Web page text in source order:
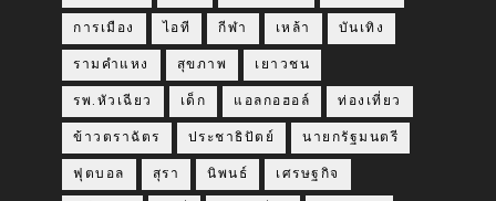
การเมือง ไอที กีฬา เหล้า บันเทิง
รามคำแหง สุขภาพ เยาวชน
รพ.หัวเฉียว เด็ก แอลกอฮอล์ ท่องเที่ยว
ข้าวตราฉัตร ประชาธิปัตย์ นายกรัฐมนตรี
ฟุตบอล สุรา นิพนธ์ เศรษฐกิจ